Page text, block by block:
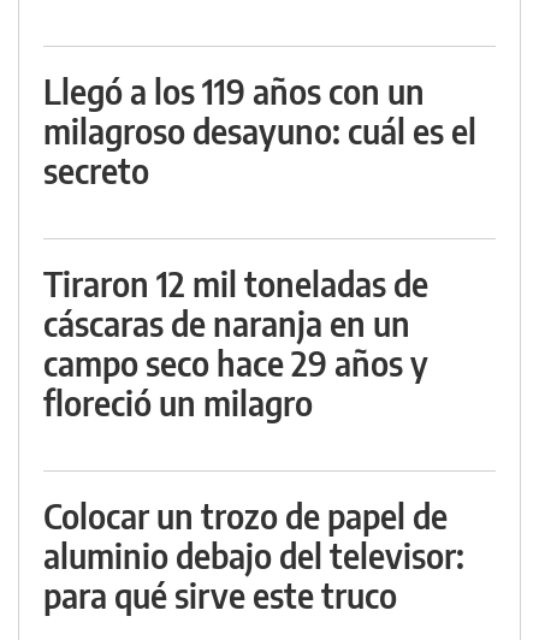
Llegó a los 119 años con un
milagroso desayuno: cuál es el
secreto
Tiraron 12 mil toneladas de
cáscaras de naranja en un
campo seco hace 29 años y
floreció un milagro
Colocar un trozo de papel de
aluminio debajo del televisor:
para qué sirve este truco